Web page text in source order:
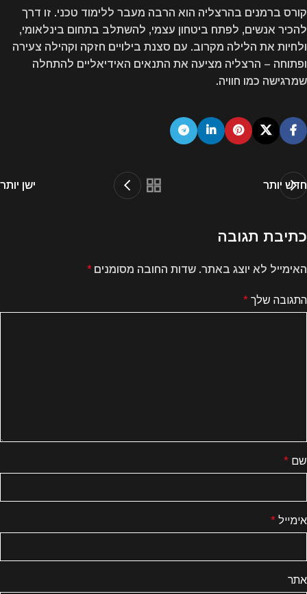
קורס ברמנים בהרצליה הוא הרבה מעבר ללימוד טכני. זו דרך
להכיר אנשים, לפתח ביטחון עצמי, להשתלב בתחום בינלאומי,
ולחיות את הלילה מקרוב. עם סצנת בילויים חזקה וקהילה צעירה
ופתוחה – הרצליה מציעה את התנאים האידיאליים להתחלה
שמרגישה כמו חוויה.
חדש יותר ישן יותר
כתיבת תגובה
האימייל לא יוצג באתר. שדות החובה מסומנים*
התגובה שלך *
שם *
אימייל *
אתר